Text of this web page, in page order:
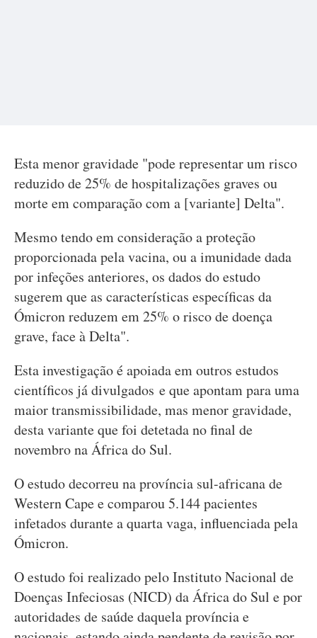
Esta menor gravidade "pode representar um risco
reduzido de 25% de hospitalizações graves ou
morte em comparação com a [variante] Delta".
Mesmo tendo em consideração a proteção
proporcionada pela vacina, ou a imunidade dada
por infeções anteriores, os dados do estudo
sugerem que as características específicas da
Ómicron reduzem em 25% o risco de doença
grave, face à Delta".
Esta investigação é apoiada em outros estudos
científicos já divulgados e que apontam para uma
maior transmissibilidade, mas menor gravidade,
desta variante que foi detetada no final de
novembro na África do Sul.
O estudo decorreu na província sul-africana de
Western Cape e comparou 5.144 pacientes
infetados durante a quarta vaga, influenciada pela
Ómicron.
O estudo foi realizado pelo Instituto Nacional de
Doenças Infeciosas (NICD) da África do Sul e por
autoridades de saúde daquela província e